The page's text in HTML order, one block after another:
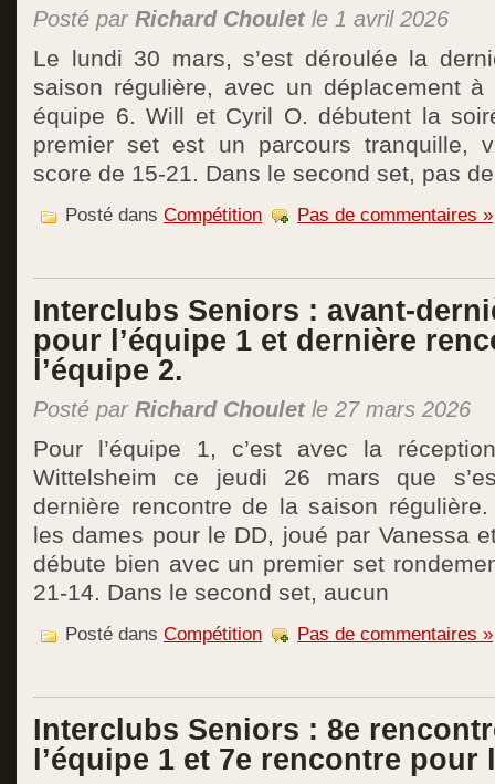
Posté par Richard Chouletle 1 avril 2026
Le lundi 30 mars, s’est déroulée la
saison régulière, avec un déplacement
équipe 6. Will et Cyril O. débutent la
premier set est un parcours tranquille,
score de 15-21. Dans le second set, pas
Posté dans Compétition Pas de commentaires »
Interclubs Seniors : avant-
pour l’équipe 1 et dernière
l’équipe 2.
Posté par Richard Chouletle 27 mars 2026
Pour l’équipe 1, c’est avec la
Wittelsheim ce jeudi 26 mars que
dernière rencontre de la saison
les dames pour le DD, joué par Vanessa
débute bien avec un premier set
21-14. Dans le second set, aucun
Posté dans Compétition Pas de commentaires »
Interclubs Seniors : 8e
l’équipe 1 et 7e rencontre pour